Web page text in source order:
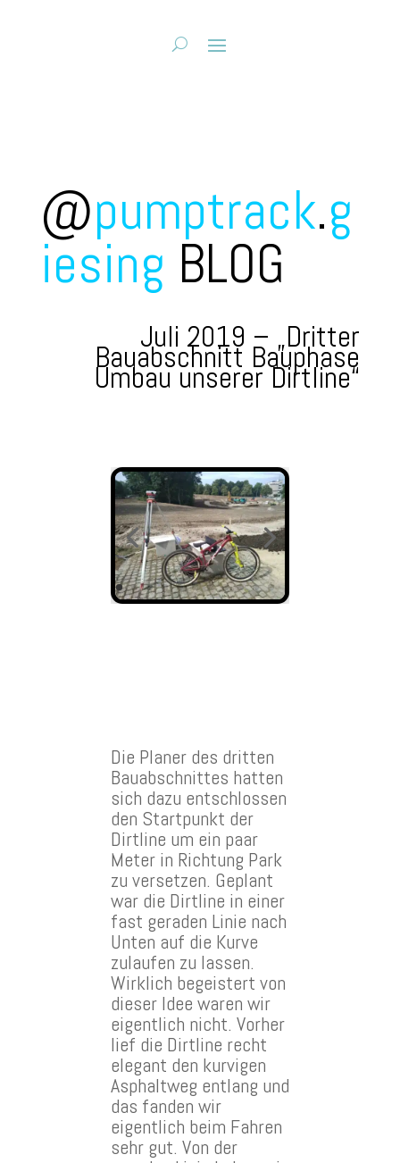
@pumptrack.g
iesing BLOG
Juli 2019 – „Dritter
Bauabschnitt Bauphase
Umbau unserer Dirtline“
Die Planer des dritten
Bauabschnittes hatten
sich dazu entschlossen
den Startpunkt der
Dirtline um ein paar
Meter in Richtung Park
zu versetzen. Geplant
war die Dirtline in einer
fast geraden Linie nach
Unten auf die Kurve
zulaufen zu lassen.
Wirklich begeistert von
dieser Idee waren wir
eigentlich nicht. Vorher
lief die Dirtline recht
elegant den kurvigen
Asphaltweg entlang und
das fanden wir
eigentlich beim Fahren
sehr gut. Von der